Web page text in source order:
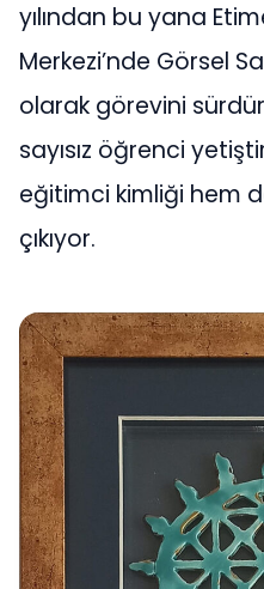
yılından bu yana
Merkezi’nde Görsel
olarak görevini
sayısız öğrenci
eğitimci kimliği hem
çıkıyor.